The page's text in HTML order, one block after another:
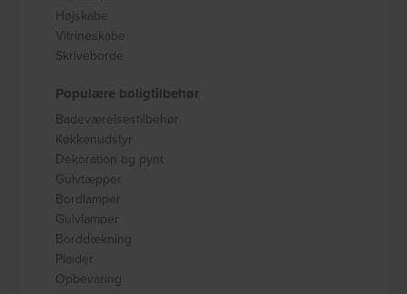
Højskabe
Vitrineskabe
Skriveborde
Populære boligtilbehør
Badeværelsestilbehør
Køkkenudstyr
Dekoration og pynt
Gulvtæpper
Bordlamper
Gulvlamper
Borddækning
Plaider
Opbevaring